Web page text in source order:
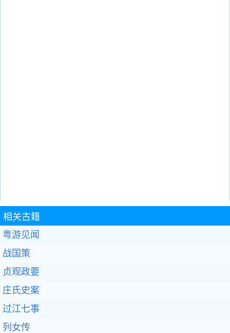
相关古籍
粤游见闻
战国策
贞观政要
庄氏史案
过江七事
列女传